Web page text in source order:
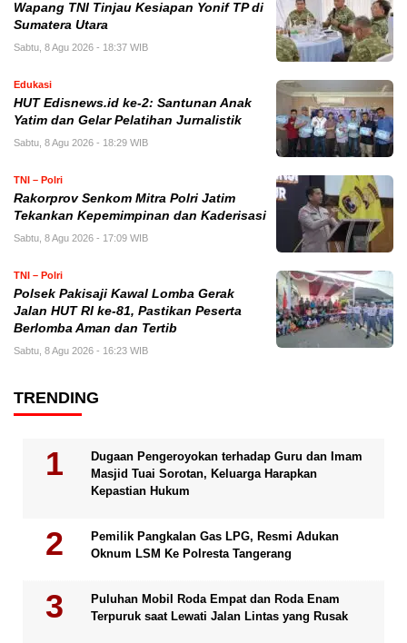
Wapang TNI Tinjau Kesiapan Yonif TP di
Sumatera Utara
Sabtu, 8 Agu 2026 - 18:37 WIB
Edukasi
HUT Edisnews.id ke-2: Santunan Anak
Yatim dan Gelar Pelatihan Jurnalistik
Sabtu, 8 Agu 2026 - 18:29 WIB
TNI – Polri
Rakorprov Senkom Mitra Polri Jatim
Tekankan Kepemimpinan dan Kaderisasi
Sabtu, 8 Agu 2026 - 17:09 WIB
TNI – Polri
Polsek Pakisaji Kawal Lomba Gerak
Jalan HUT RI ke-81, Pastikan Peserta
Berlomba Aman dan Tertib
Sabtu, 8 Agu 2026 - 16:23 WIB
TRENDING
Dugaan Pengeroyokan terhadap Guru dan Imam
Masjid Tuai Sorotan, Keluarga Harapkan
Kepastian Hukum
Pemilik Pangkalan Gas LPG, Resmi Adukan
Oknum LSM Ke Polresta Tangerang
Puluhan Mobil Roda Empat dan Roda Enam
Terpuruk saat Lewati Jalan Lintas yang Rusak